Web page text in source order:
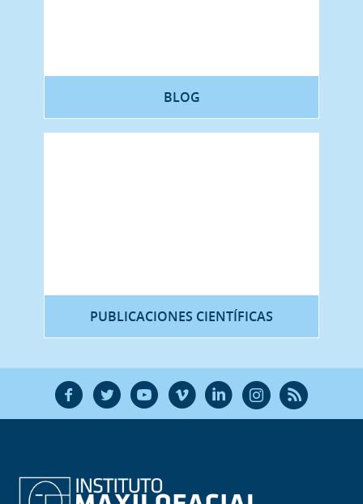
BLOG
PUBLICACIONES CIENTÍFICAS
F T Y V L Ñ R